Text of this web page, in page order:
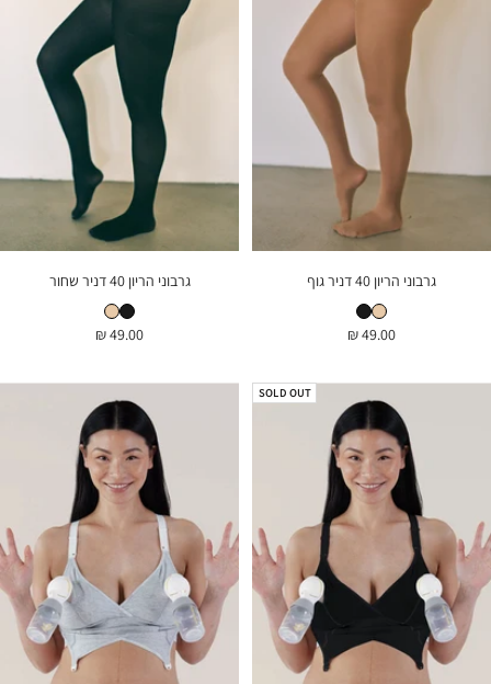
גרבוני הריון 40 דניר גוף
גרבוני הריון 40 דניר גוףגרבוני הריון 40 דניר שחור
מחיר
49.00 ₪
גרבוני הריון 40 דניר שחור
גרבוני הריון 40 דניר שחור
גרבוני הריון 40 דניר גוף
מחיר
49.00 ₪
SOLD OUT